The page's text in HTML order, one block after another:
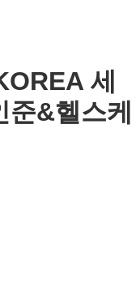
세
준&헬스케